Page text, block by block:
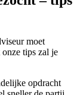
moet
tips zal je
opdracht